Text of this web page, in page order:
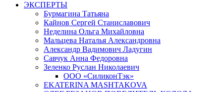
ЭКСПЕРТЫ
Бурмагина Татьяна
Кайнов Сергей Станиславович
Неделина Ольга Михайловна
Мальцева Наталья Александровна
Александр Вадимович Ладугин
Савчук Анна Федоровна
Зеленко Руслан Николаевич
ООО «СиликонТэк»
EKATERINA MASHTAKOVA